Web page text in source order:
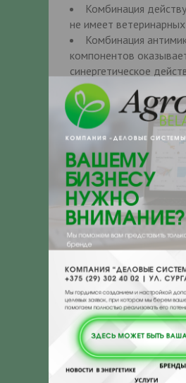
Комбинация
не имеет
Комбинация
компонентов
синергетическое
патогенную
в возникновении
метрита и мастита
Бета-каротин
поврежденный эпителий,
активизирует
сокращения миометрия.
Терапевтическая
действующих веществ
менее 24 ч.
Курс лечения –
внутриматочного
(укомплектовано
пипеткой)
СОСТАВ
1 г препарата
вещества: